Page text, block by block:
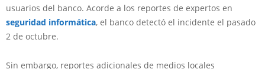
usuarios del banco. Acorde a los reportes de expertos en
seguridad informática, el banco detectó el incidente el pasado
2 de octubre.
Sin embargo, reportes adicionales de medios locales